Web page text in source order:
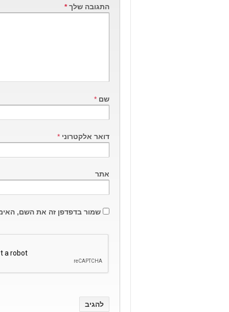
התגובה שלך*
שם *
דואר אלקטרוני *
אתר
שמור בדפדפן זה את השם,